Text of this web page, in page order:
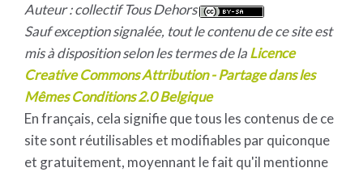
Auteur : collectif Tous Dehors
Sauf exception signalée, tout le contenu de ce site est
mis à disposition selon les termes de laLicence
Creative Commons Attribution - Partage dans les
Mêmes Conditions 2.0 Belgique
En français, cela signifie que tous les contenus de ce
site sont réutilisables et modifiables par quiconque
et gratuitement, moyennant le fait qu'il mentionne